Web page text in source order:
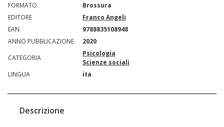
FORMATO
Brossura
EDITORE
Franco Angeli
EAN
9788835108948
ANNO PUBBLICAZIONE
2020
CATEGORIA
Psicologia
Scienze sociali
LINGUA
ita
Descrizione